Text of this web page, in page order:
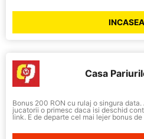
Casa
Bonus 200 RON cu rulaj o singura
jucatorii o primesc daca isi deschid
link. E de departe cel mai lejer bonus